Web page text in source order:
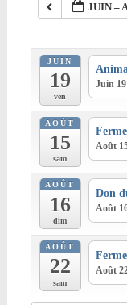
JUIN –
JUIN
19
ven
Juin
AOÛT
15
sam
Août
AOÛT
16
dim
Don
Août
AOÛT
22
sam
Août